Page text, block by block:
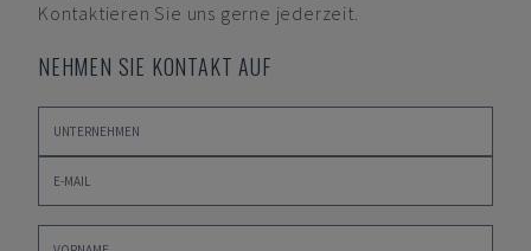
Kontaktieren Sie uns gerne jederzeit.
NEHMEN SIE KONTAKT AUF